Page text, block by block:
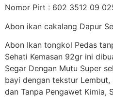
Nomor Pirt : 602 3512 09
Abon ikan cakalang Dapur
Abon Ikan tongkol Pedas
Sehati Kemasan 92gr ini
Segar Dengan Mutu Super
bayi dengan tekstur Lembut,
dan Tanpa Pengawet Kimia,